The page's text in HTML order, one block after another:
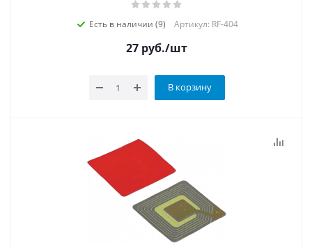
Есть в наличии (9) Артикул: RF-404
27 руб./шт
В корзину